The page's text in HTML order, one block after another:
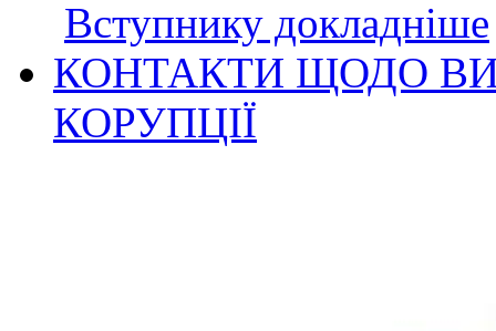
Вступнику докладніше
КОНТАКТИ ЩОДО
КОРУПЦІЇ